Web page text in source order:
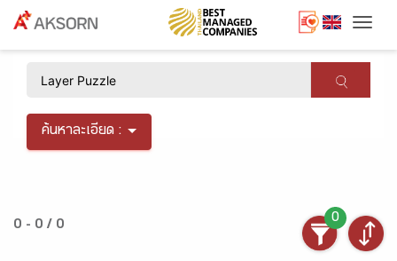
ค้นหาละเอียด :
0 - 0 / 0
0